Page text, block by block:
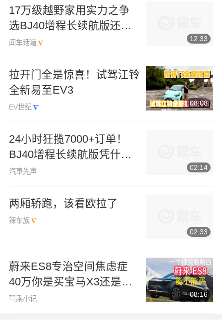
17万级越野家用实力之争
选BJ40增程长续航版还是
钛7？
闻车话道
12:33
拉开门全是惊喜！试驾江铃
全新易至EV3
EV世纪
08:08
24小时狂揽7000+订单！
BJ40增程长续航版凭什么
卖爆？
汽車先声
02:14
两厢轿跑，该看欧拉了
辣车族
02:33
蔚来ES8专治空间焦虑症
40万你是买宝马X3还是蔚
来？
驾乘小记
08:16